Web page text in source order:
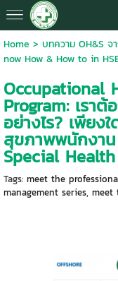
Home > บทความ OH&S
now How & How to in
Occupational
Program: เรา
อย่างไร? เพียง
สุขภาพพนักงา
Special
Tags: meet the
management series, meet